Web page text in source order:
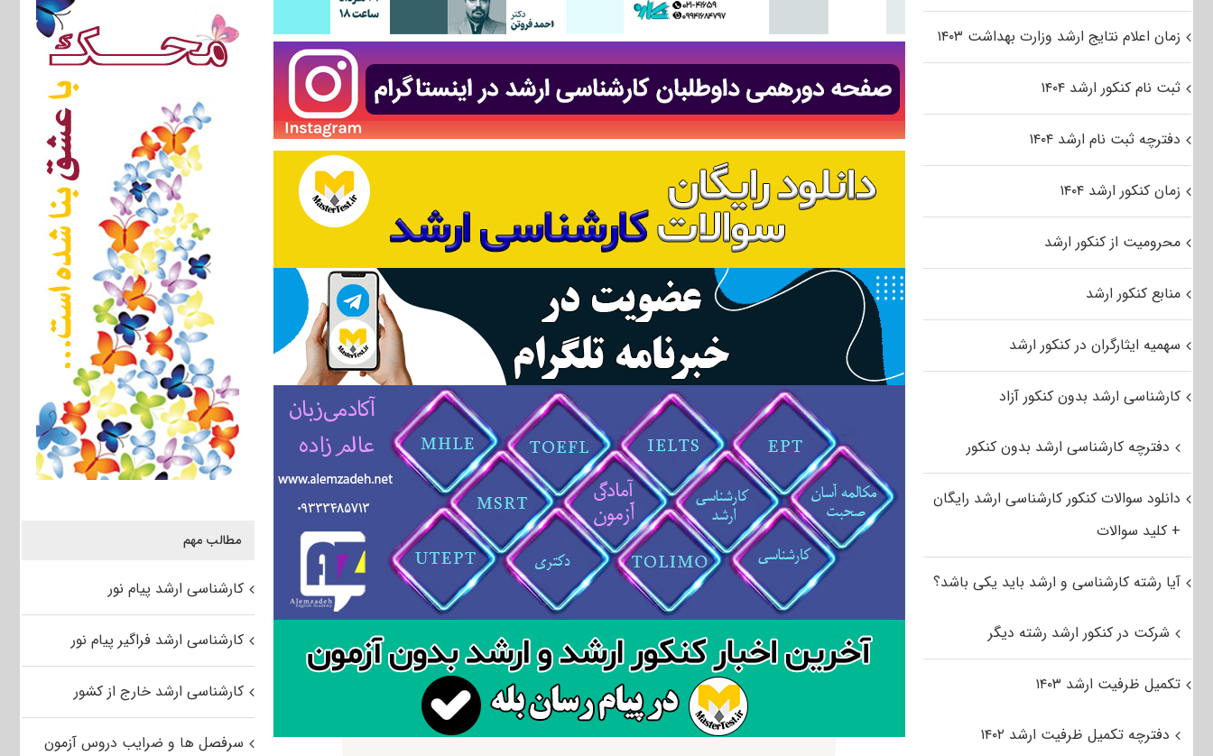
مطالب مهم
کارشناسی ارشد پیام نور
کارشناسی ارشد فراگیر پیام نور
کارشناسی ارشد خارج از کشور
سرفصل ها و ضرایب دروس آزمون
زمان اعلام نتایج ارشد وزارت بهداشت ۱۴۰۳
ثبت نام کنکور ارشد ۱۴۰۴
دفترچه ثبت نام ارشد ۱۴۰۴
زمان کنکور ارشد ۱۴۰۴
محرومیت از کنکور ارشد
منابع کنکور ارشد
سهمیه ایثارگران در کنکور ارشد
کارشناسی ارشد بدون کنکور آزاد
دفترچه کارشناسی ارشد بدون کنکور
دانلود سوالات کنکور کارشناسی ارشد رایگان
+ کلید سوالات
آیا رشته کارشناسی و ارشد باید یکی باشد؟
شرکت در کنکور ارشد رشته دیگر
تکمیل ظرفیت ارشد ۱۴۰۳
دفترچه تکمیل ظرفیت ارشد ۱۴۰۲